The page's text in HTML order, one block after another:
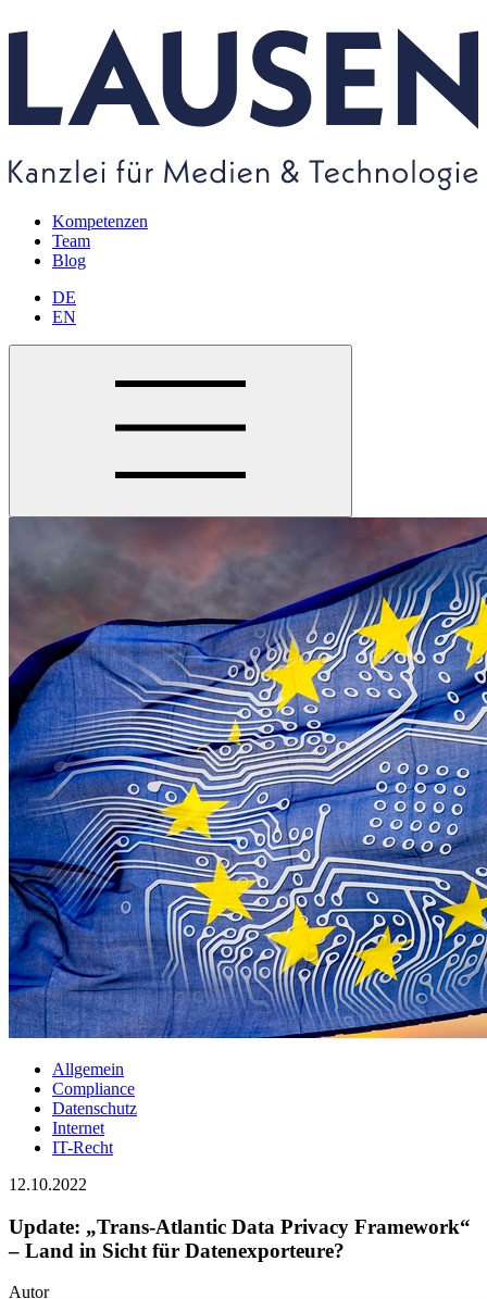
Kompetenzen
Team
Blog
DE
EN
Allgemein
Compliance
Datenschutz
Internet
IT-Recht
12.10.2022
Update: „Trans-Atlantic Data Privacy Framework“
– Land in Sicht für Datenexporteure?
Autor